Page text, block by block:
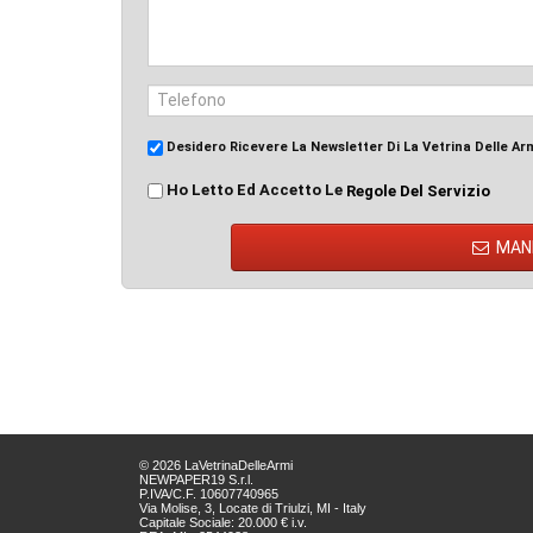
Desidero Ricevere La Newsletter Di La Vetrina Delle
Ho Letto Ed Accetto Le Regole Del Servizio
© 2026 LaVetrinaDelleArmi
NEWPAPER19 S.r.l.
P.IVA/C.F. 10607740965
Via Molise, 3, Locate di Triulzi, MI - Italy
Capitale Sociale: 20.000 € i.v.